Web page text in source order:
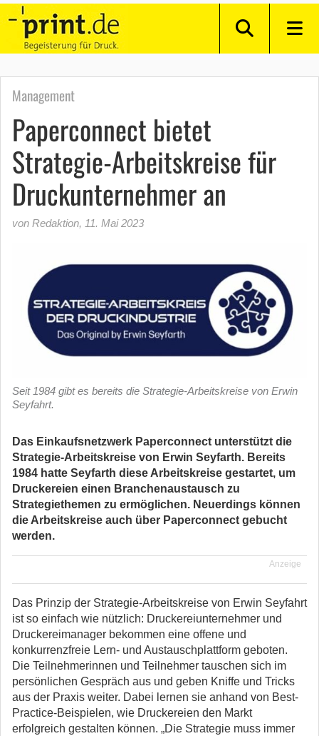
Management
Paperconnect bietet
Strategie-Arbeitskreise für
Druckunternehmer an
von Redaktion, 11. Mai 2023
Seit 1984 gibt es bereits die Strategie-Arbeitskreise von Erwin
Seyfahrt.
Das Einkaufsnetzwerk Paperconnect unterstützt die
Strategie-Arbeitskreise von Erwin Seyfarth. Bereits
1984 hatte Seyfarth diese Arbeitskreise gestartet, um
Druckereien einen Branchenaustausch zu
Strategiethemen zu ermöglichen. Neuerdings können
die Arbeitskreise auch über Paperconnect gebucht
werden.
Anzeige
Das Prinzip der Strategie-Arbeitskreise von Erwin Seyfahrt
ist so einfach wie nützlich: Druckereiunternehmer und
Druckereimanager bekommen eine offene und
konkurrenzfreie Lern- und Austauschplattform geboten.
Die Teilnehmerinnen und Teilnehmer tauschen sich im
persönlichen Gespräch aus und geben Kniffe und Tricks
aus der Praxis weiter. Dabei lernen sie anhand von Best-
Practice-Beispielen, wie Druckereien den Markt
erfolgreich gestalten können. „Die Strategie muss immer